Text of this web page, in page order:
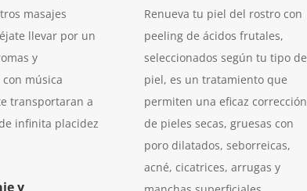
masajes
llevar por un
y
música
transportaran a
infinita placidez
y
Renueva tu piel del rostro con
peeling de ácidos frutales,
seleccionados según tu tipo de
piel, es un tratamiento que
permiten una eficaz corrección
de pieles secas, gruesas con
poro dilatados, seborreicas,
acné, cicatrices, arrugas y